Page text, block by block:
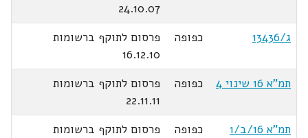
24.10.07
ג/13436
כפופה
פרסום לתוקף ברשומות
16.12.10
תמ"א 16 שינוי 4
כפופה
פרסום לתוקף ברשומות
22.11.11
תמ"א 16/ב/1
כפופה
פרסום לתוקף ברשומות